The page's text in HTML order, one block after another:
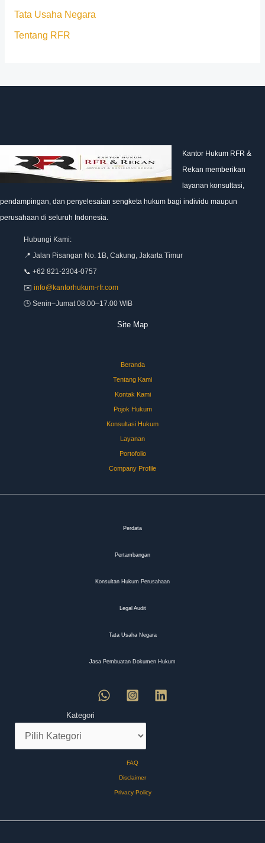
Tata Usaha Negara
Tentang RFR
Kantor Hukum RFR &
Rekan memberikan
layanan konsultasi,
pendampingan, dan penyelesaian sengketa hukum bagi individu maupun
perusahaan di seluruh Indonesia.
Hubungi Kami:
📍 Jalan Pisangan No. 1B, Cakung, Jakarta Timur
📞 +62 821-2304-0757
✉️ info@kantorhukum-rfr.com
🕒 Senin–Jumat 08.00–17.00 WIB
Site Map
Beranda
Tentang Kami
Kontak Kami
Pojok Hukum
Konsultasi Hukum
Layanan
Portofolio
Company Profile
Perdata
Pertambangan
Konsultan Hukum Perusahaan
Legal Audit
Tata Usaha Negara
Jasa Pembuatan Dokumen Hukum
Kategori
FAQ
Disclaimer
Privacy Policy